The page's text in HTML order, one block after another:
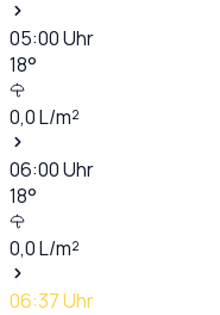
05:00Uhr
18°
0,0L/m²
06:00Uhr
18°
0,0L/m²
06:37Uhr